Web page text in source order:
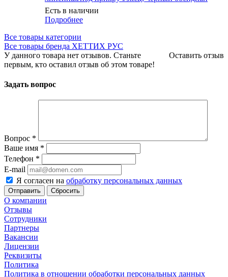
Есть в наличии
Подробнее
Все товары категории
Все товары бренда ХЕТТИХ РУС
Оставить отзыв
У данного товара нет отзывов. Станьте
первым, кто оставил отзыв об этом товаре!
Задать вопрос
Вопрос *
Ваше имя *
Телефон *
E-mail
Я согласен на обработку персональных данных
Сбросить
О компании
Отзывы
Сотрудники
Партнеры
Вакансии
Лицензии
Реквизиты
Политика
Политика в отношении обработки персональных данных